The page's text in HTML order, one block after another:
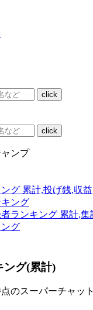
ンプ
ング
グ
ング(累計)
点のスーパーチャッ